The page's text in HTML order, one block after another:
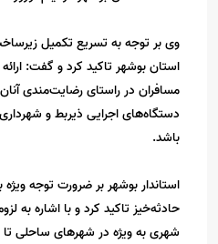
وی بر توجه به تسریع تکمیل
استان بوشهر تاکید کرد و گفت:
مسافران در راستای رضایت‌مندی آنان
دستگاه‌های اجرایی ذیربط و
باشد.
استاندار بوشهر بر ضرورت توجه
حادثه‌خیز تاکید کرد و با اشاره به
شهری به ویژه در شهرهای ساحلی تا